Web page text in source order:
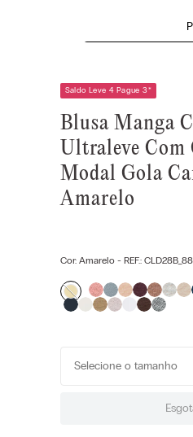
Saldo Leve 4 Pague 3*
Blusa Manga
Ultraleve Com
Modal Gola
Amarelo
Cor: Amarelo- REF.:
Selecione o tamanho